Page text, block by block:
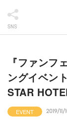
SNS
『ファンフ
ングイベン
STAR
EVENT 2019/11/